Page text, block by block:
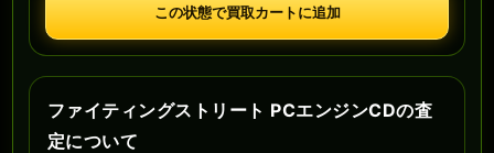
この状態で買取カートに追加
ファイティングストリート PCエンジンCDの査
定について